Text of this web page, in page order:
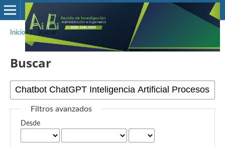
Inicio / Buscar
Buscar
Filtros avanzados
Desde